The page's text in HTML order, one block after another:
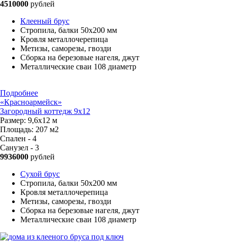
4510000 рублей
Клееный брус
Стропила, балки 50х200 мм
Кровля металлочерепица
Метизы, саморезы, гвозди
Сборка на березовые нагеля, джут
Металлические сваи 108 диаметр
Подробнее
«Красноармейск»
Загородный коттедж 9х12
Размер: 9,6х12 м
Площадь: 207 м2
Спален - 4
Санузел - 3
9936000 рублей
Сухой брус
Стропила, балки 50х200 мм
Кровля металлочерепица
Метизы, саморезы, гвозди
Сборка на березовые нагеля, джут
Металлические сваи 108 диаметр